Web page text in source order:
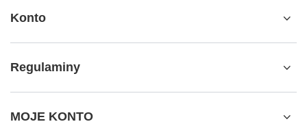
Konto
Regulaminy
MOJE KONTO